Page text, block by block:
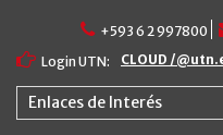
content
+593 6 2 997800
Login UTN:
CLOUD /
Enlaces de Interés